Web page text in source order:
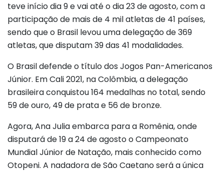
teve início dia 9 e vai até o dia 23 de agosto, com a
participação de mais de 4 mil atletas de 41 países,
sendo que o Brasil levou uma delegação de 369
atletas, que disputam 39 das 41 modalidades.
O Brasil defende o título dos Jogos Pan-Americanos
Júnior. Em Cali 2021, na Colômbia, a delegação
brasileira conquistou 164 medalhas no total, sendo
59 de ouro, 49 de prata e 56 de bronze.
Agora, Ana Julia embarca para a Romênia, onde
disputará de 19 a 24 de agosto o Campeonato
Mundial Júnior de Natação, mais conhecido como
Otopeni. A nadadora de São Caetano será a única